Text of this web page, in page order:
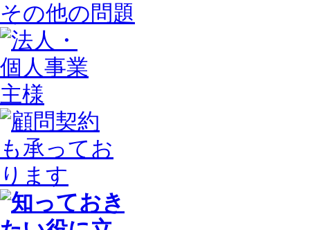
その他の問題